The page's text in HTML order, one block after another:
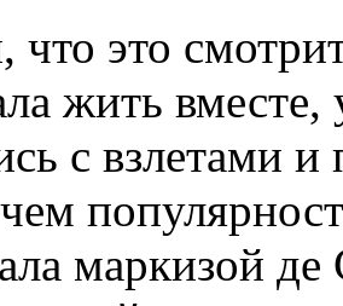
что это
жить
с взлетами
маркизой